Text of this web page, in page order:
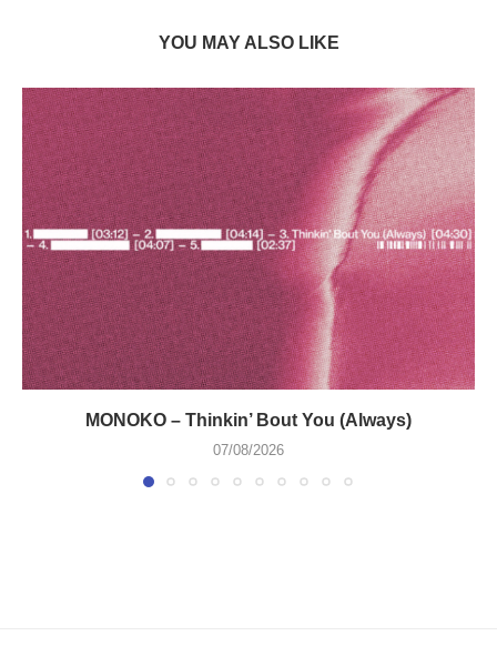
YOU MAY ALSO LIKE
MONOKO – Thinkin’ Bout You (Always)
07/08/2026